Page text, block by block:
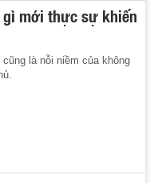
gì mới thực sự khiến
là nỗi niềm của không